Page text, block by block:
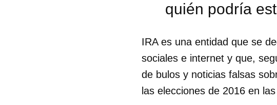
quién podría
IRA es una entidad que se
sociales e internet y que,
de bulos y noticias falsas
las elecciones de 2016 en